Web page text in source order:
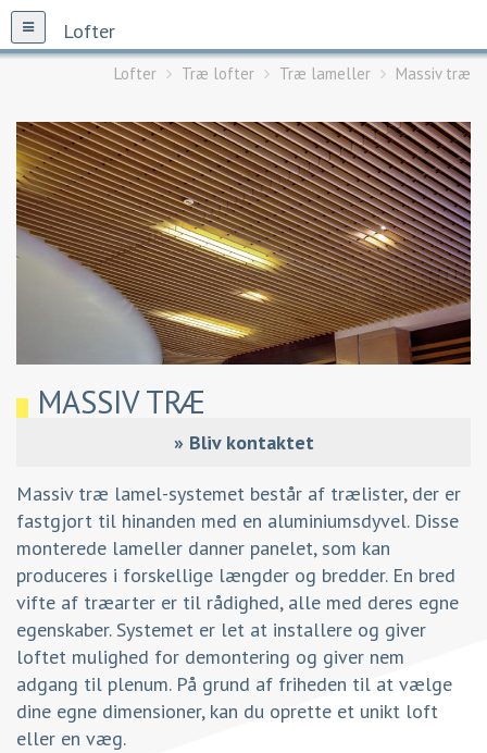
Lofter
Lofter Træ lofter Træ lameller Massiv træ
MASSIV TRÆ
» Bliv kontaktet
Massiv træ lamel-systemet består af trælister, der er
fastgjort til hinanden med en aluminiumsdyvel. Disse
monterede lameller danner panelet, som kan
produceres i forskellige længder og bredder. En bred
vifte af træarter er til rådighed, alle med deres egne
egenskaber. Systemet er let at installere og giver
loftet mulighed for demontering og giver nem
adgang til plenum. På grund af friheden til at vælge
dine egne dimensioner, kan du oprette et unikt loft
eller en væg.